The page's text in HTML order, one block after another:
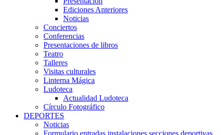
Ediciones Anteriores
Noticias
Conciertos
Conferencias
Presentaciones de libros
Teatro
Talleres
Visitas culturales
Linterna Mágica
Ludoteca
Actualidad Ludoteca
Círculo Fotográfico
DEPORTES
Noticias
Formulario entradas instalaciones secciones deportivas